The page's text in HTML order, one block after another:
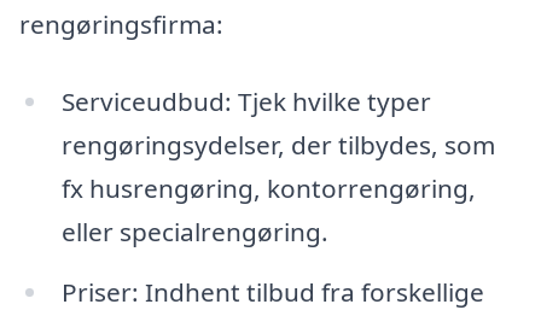
rengøringsfirma:
Serviceudbud: Tjek hvilke typer
rengøringsydelser, der tilbydes, som
fx husrengøring, kontorrengøring,
eller specialrengøring.
Priser: Indhent tilbud fra forskellige